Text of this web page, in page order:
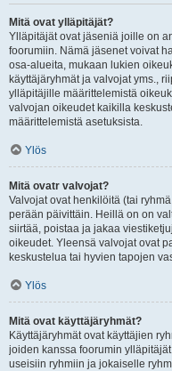
Mitä ovat ylläpitäjät?
Ylläpitäjät ovat jäseniä joille on
foorumiin. Nämä jäsenet voivat
osa-alueita, mukaan lukien
käyttäjäryhmät ja valvojat yms.,
ylläpitäjille määrittelemistä
valvojan oikeudet kaikilla
määrittelemistä asetuksista.
Ylös
Mitä ovatr valvojat?
Valvojat ovat henkilöitä (tai
perään päivittäin. Heillä on on
siirtää, poistaa ja jakaa
oikeudet. Yleensä valvojat ovat
keskustelua tai hyvien tapojen
Ylös
Mitä ovat käyttäjäryhmät?
Käyttäjäryhmät ovat käyttäjien
joiden kanssa foorumin
useisiin ryhmiin ja jokaiselle